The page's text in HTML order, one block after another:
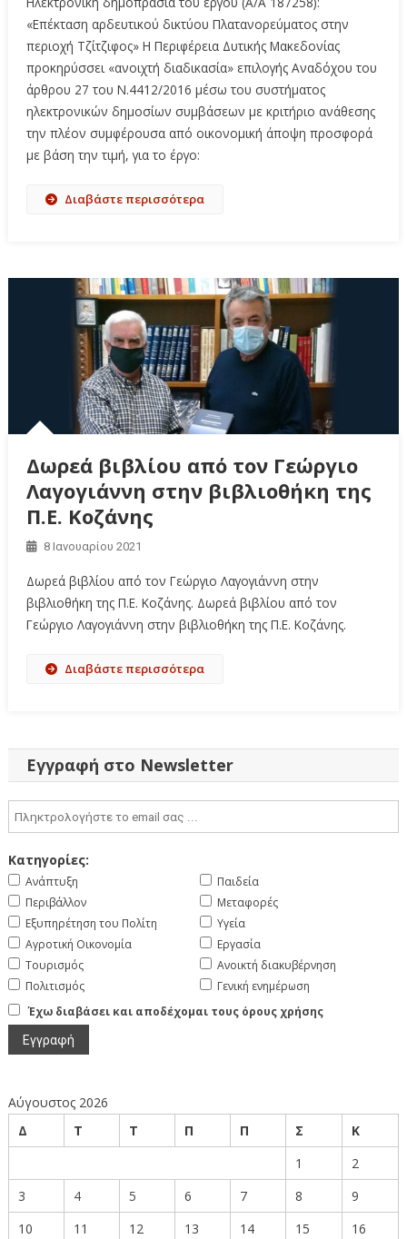
«Επέκταση αρδευτικού δικτύου Πλατανορεύματος στην
περιοχή Τζίτζιφος» Η Περιφέρεια Δυτικής Μακεδονίας
προκηρύσσει «ανοιχτή διαδικασία» επιλογής Αναδόχου του
άρθρου 27 του Ν.4412/2016 μέσω του συστήματος
ηλεκτρονικών δημοσίων συμβάσεων με κριτήριο ανάθεσης
την πλέον συμφέρουσα από οικονομική άποψη προσφορά
με βάση την τιμή, για το έργο:
Διαβάστε περισσότερα
Δωρεά βιβλίου από τον Γεώργιο
Λαγογιάννη στην βιβλιοθήκη της
Π.Ε. Κοζάνης
8 Ιανουαρίου 2021
Δωρεά βιβλίου από τον Γεώργιο Λαγογιάννη στην
βιβλιοθήκη της Π.Ε. Κοζάνης. Δωρεά βιβλίου από τον
Γεώργιο Λαγογιάννη στην βιβλιοθήκη της Π.Ε. Κοζάνης.
Διαβάστε περισσότερα
Εγγραφή στο Newsletter
Κατηγορίες:
Ανάπτυξη
Περιβάλλον
Εξυπηρέτηση του Πολίτη
Αγροτική Οικονομία
Τουρισμός
Πολιτισμός
Παιδεία
Μεταφορές
Υγεία
Εργασία
Ανοικτή διακυβέρνηση
Γενική ενημέρωση
Έχω διαβάσει και αποδέχομαι τους όρους χρήσης
Αύγουστος 2026
Δ
Τ Τ Π Π Σ
Κ
1
2
3
4 5 6 7 8
9
10
11 12 13 14 15 16